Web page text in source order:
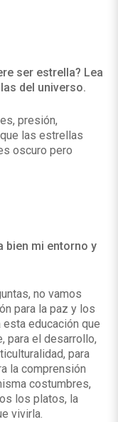
ser estrella? Lea
del universo.
presión,
las estrellas
oscuro pero
bien mi entorno y
no vamos
para la paz y los
educación que
para el desarrollo,
para
la comprensión
costumbres,
los platos, la
vivirla.